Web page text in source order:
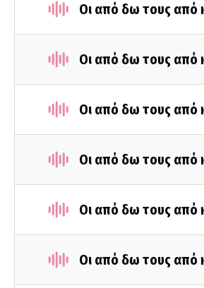
Οι από δω τους από
Οι από δω τους από
Οι από δω τους από
Οι από δω τους από
Οι από δω τους από
Οι από δω τους από